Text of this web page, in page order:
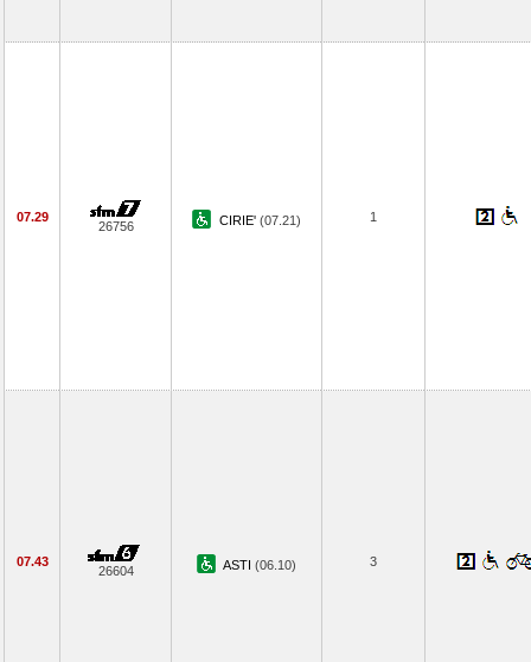
07.29
26756 CIRIE' (07.21) 1
07.43
26604 ASTI (06.10) 3